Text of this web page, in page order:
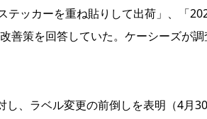
テッカーを重ね貼りして出荷」、「
善策を回答していた。ケーシーズが調
、ラベル変更の前倒しを表明（4月30